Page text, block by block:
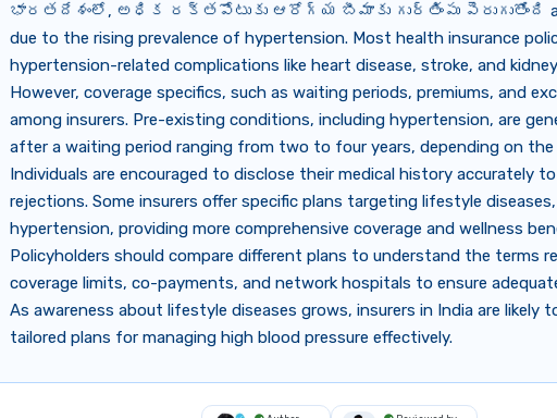
భారతదేశంలో, అధిక రక్తపోటుకు ఆరోగ్య బీమాకు గుర్తింపు పెరుగుతోంది
due to the rising prevalence of hypertension. Most health insurance
hypertension-related complications like heart disease, stroke, and
However, coverage specifics, such as waiting periods, premiums, and
among insurers. Pre-existing conditions, including hypertension, are
after a waiting period ranging from two to four years, depending on the
Individuals are encouraged to disclose their medical history accurately
rejections. Some insurers offer specific plans targeting lifestyle
hypertension, providing more comprehensive coverage and wellness
Policyholders should compare different plans to understand the terms
coverage limits, co-payments, and network hospitals to ensure
As awareness about lifestyle diseases grows, insurers in India are likely
tailored plans for managing high blood pressure effectively.